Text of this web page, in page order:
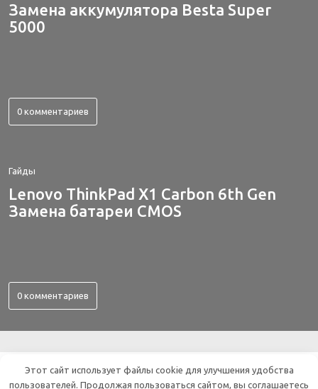
Замена аккумулятора Besta Super
5000
0 комментариев
Гайды
Lenovo ThinkPad X1 Carbon 6th Gen
Замена батареи CMOS
0 комментариев
ВСЕ ОБ ЭЛЕКТРОНИКЕ
Этот сайт использует файлы cookie для улучшения удобства
пользователей. Продолжая пользоваться сайтом, вы соглашаетесь